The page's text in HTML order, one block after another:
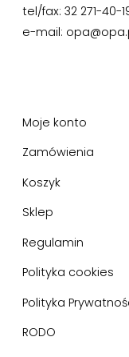
tel/fax: 32 271-40-
e-mail:
Moje konto
Zamówienia
Koszyk
Sklep
Regulamin
Polityka cookies
Polityka
RODO